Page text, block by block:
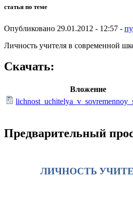
статья по теме
Опубликовано 29.01.2012 - 12:57 -
Личность учителя в современной
Скачать:
Вложение
Предварительный
ЛИЧНОСТЬ